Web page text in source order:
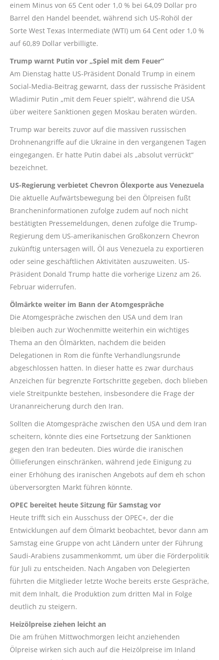
einem Minus von 65 Cent oder 1,0 % bei 64,09 Dollar pro
Barrel den Handel beendet, während sich US-Rohöl der
Sorte West Texas Intermediate (WTI) um 64 Cent oder 1,0 %
auf 60,89 Dollar verbilligte.
Trump warnt Putin vor „Spiel mit dem Feuer“
Am Dienstag hatte US-Präsident Donald Trump in einem
Social-Media-Beitrag gewarnt, dass der russische Präsident
Wladimir Putin „mit dem Feuer spielt“, während die USA
über weitere Sanktionen gegen Moskau beraten würden.
Trump war bereits zuvor auf die massiven russischen
Drohnenangriffe auf die Ukraine in den vergangenen Tagen
eingegangen. Er hatte Putin dabei als „absolut verrückt“
bezeichnet.
US-Regierung verbietet Chevron Ölexporte aus Venezuela
Die aktuelle Aufwärtsbewegung bei den Ölpreisen fußt
Brancheninformationen zufolge zudem auf noch nicht
bestätigten Pressemeldungen, denen zufolge die Trump-
Regierung dem US-amerikanischen Großkonzern Chevron
zukünftig untersagen will, Öl aus Venezuela zu exportieren
oder seine geschäftlichen Aktivitäten auszuweiten. US-
Präsident Donald Trump hatte die vorherige Lizenz am 26.
Februar widerrufen.
Ölmärkte weiter im Bann der Atomgespräche
Die Atomgespräche zwischen den USA und dem Iran
bleiben auch zur Wochenmitte weiterhin ein wichtiges
Thema an den Ölmärkten, nachdem die beiden
Delegationen in Rom die fünfte Verhandlungsrunde
abgeschlossen hatten. In dieser hatte es zwar durchaus
Anzeichen für begrenzte Fortschritte gegeben, doch blieben
viele Streitpunkte bestehen, insbesondere die Frage der
Urananreicherung durch den Iran.
Sollten die Atomgespräche zwischen den USA und dem Iran
scheitern, könnte dies eine Fortsetzung der Sanktionen
gegen den Iran bedeuten. Dies würde die iranischen
Öllieferungen einschränken, während jede Einigung zu
einer Erhöhung des iranischen Angebots auf dem eh schon
überversorgten Markt führen könnte.
OPEC bereitet heute Sitzung für Samstag vor
Heute trifft sich ein Ausschuss der OPEC+, der die
Entwicklungen auf dem Ölmarkt beobachtet, bevor dann am
Samstag eine Gruppe von acht Ländern unter der Führung
Saudi-Arabiens zusammenkommt, um über die Förderpolitik
für Juli zu entscheiden. Nach Angaben von Delegierten
führten die Mitglieder letzte Woche bereits erste Gespräche,
mit dem Inhalt, die Produktion zum dritten Mal in Folge
deutlich zu steigern.
Heizölpreise ziehen leicht an
Die am frühen Mittwochmorgen leicht anziehenden
Ölpreise wirken sich auch auf die Heizölpreise im Inland